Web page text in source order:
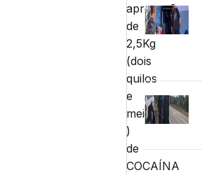
apreensão
de
2,5Kg
(dois
quilos
e
meio
)
de
COCAÍNA